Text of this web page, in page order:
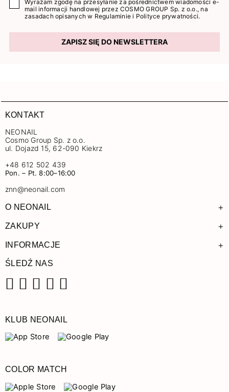
Wyrażam zgodę na przesyłanie za pośrednictwem wiadomości e-
mail informacji handlowej przez COSMO GROUP Sp. z o.o., na
zasadach opisanych w Regulaminie i Polityce prywatności.
ZAPISZ SIĘ DO NEWSLETTERA
KONTAKT
NEONAIL
Cosmo Group Sp. z o.o.
ul. Dojazd 15, 62-090 Kiekrz
+48 612 502 439
Pon. – Pt. 8:00–16:00
znn@neonail.com
O NEONAIL +
ZAKUPY +
INFORMACJE +
ŚLEDŹ NAS
KLUB NEONAIL
COLOR MATCH